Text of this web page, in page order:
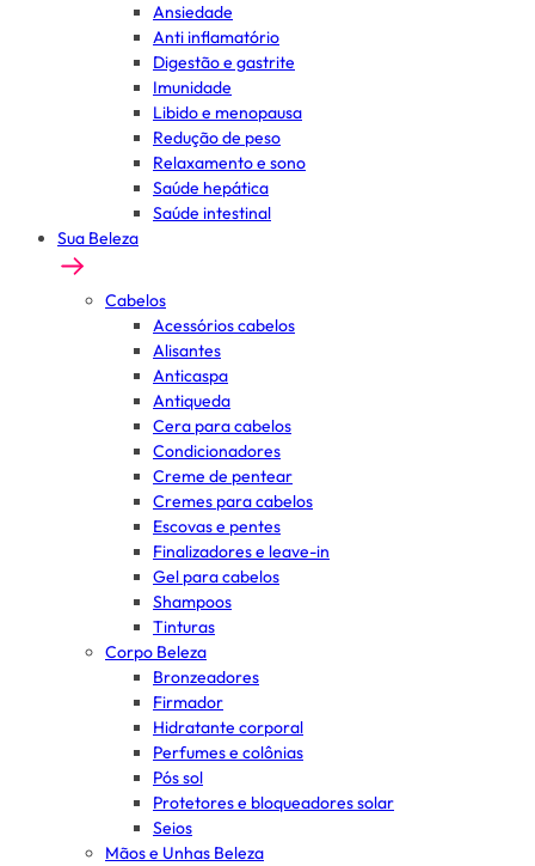
Ansiedade
Anti inflamatório
Digestão e gastrite
Imunidade
Libido e menopausa
Redução de peso
Relaxamento e sono
Saúde hepática
Saúde intestinal
Sua Beleza
Cabelos
Acessórios cabelos
Alisantes
Anticaspa
Antiqueda
Cera para cabelos
Condicionadores
Creme de pentear
Cremes para cabelos
Escovas e pentes
Finalizadores e leave-in
Gel para cabelos
Shampoos
Tinturas
Corpo Beleza
Bronzeadores
Firmador
Hidratante corporal
Perfumes e colônias
Pós sol
Protetores e bloqueadores solar
Seios
Mãos e Unhas Beleza